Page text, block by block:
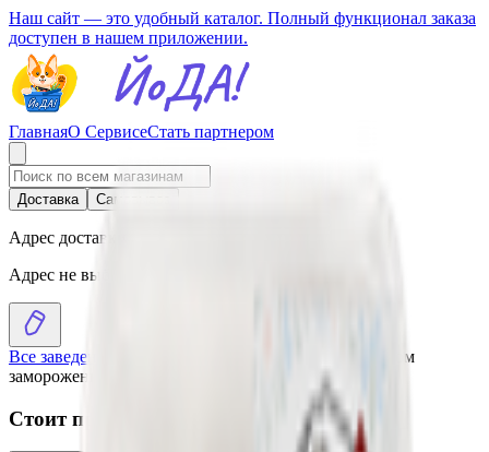
Наш сайт — это удобный каталог. Полный функционал заказа
доступен в нашем приложении.
ГлавнаяО СервисеСтать партнером
Доставка Самовывоз
Адрес доставки
Адрес не выбран
Все заведения
Блинчики с ветчиной и сыром
замороженные
Стоит присмотреться